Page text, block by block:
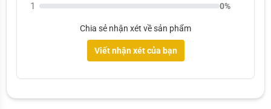
1 0%
Chia sẻ nhận xét về sản phẩm
Viết nhận xét của bạn